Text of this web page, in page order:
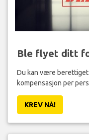
Ble flyet ditt
Du kan være berettiget
kompensasjon per
KREV NÅ!